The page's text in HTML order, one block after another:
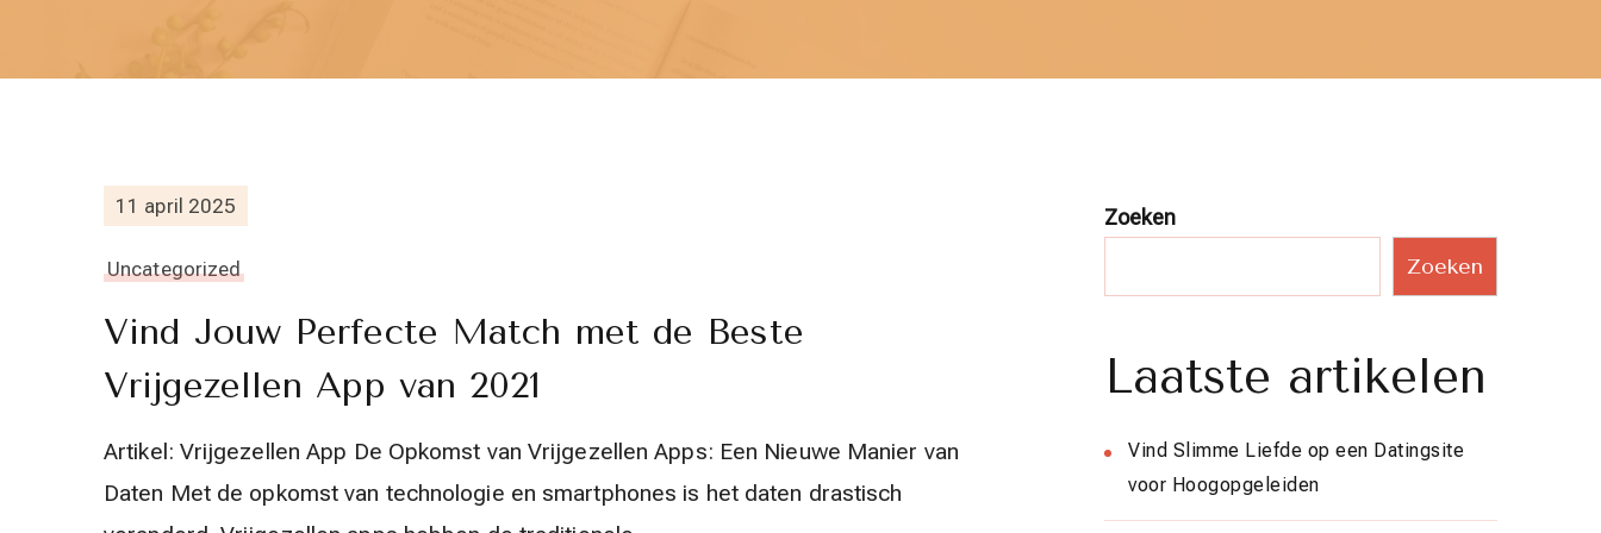
11 april 2025
Uncategorized
Vind Jouw Perfecte Match met de Beste
Vrijgezellen App van 2021
Artikel: Vrijgezellen App De Opkomst van Vrijgezellen Apps: Een Nieuwe Manier van
Daten Met de opkomst van technologie en smartphones is het daten drastisch
Zoeken
Zoeken
Laatste artikelen
Vind Slimme Liefde op een Datingsite
voor Hoogopgeleiden